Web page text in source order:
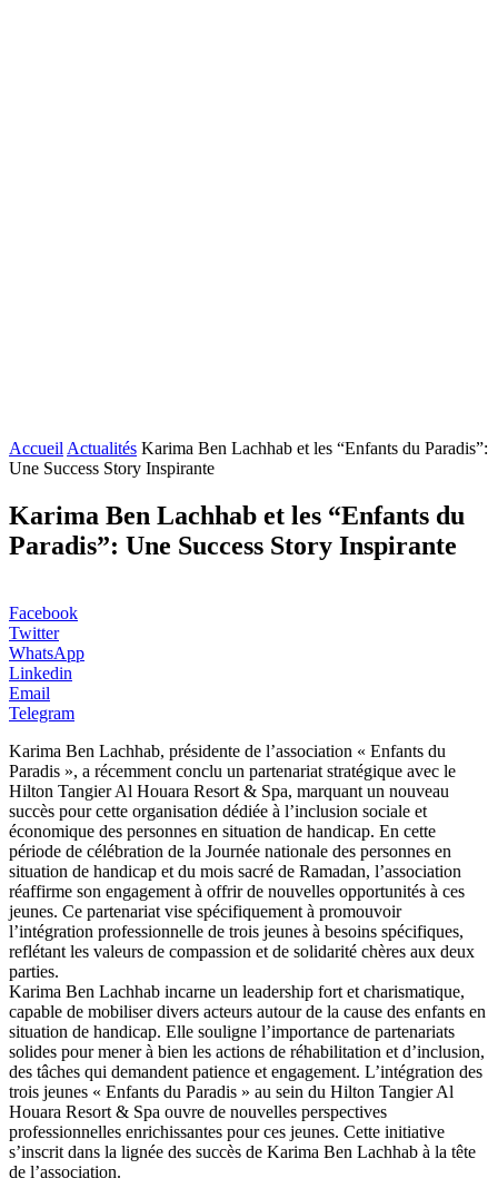
Accueil Actualités Karima Ben Lachhab et les “Enfants du Paradis”:
Une Success Story Inspirante
Karima Ben Lachhab et les “Enfants du
Paradis”: Une Success Story Inspirante
Facebook
Twitter
WhatsApp
Linkedin
Email
Telegram
Karima Ben Lachhab, présidente de l’association « Enfants du
Paradis », a récemment conclu un partenariat stratégique avec le
Hilton Tangier Al Houara Resort & Spa, marquant un nouveau
succès pour cette organisation dédiée à l’inclusion sociale et
économique des personnes en situation de handicap. En cette
période de célébration de la Journée nationale des personnes en
situation de handicap et du mois sacré de Ramadan, l’association
réaffirme son engagement à offrir de nouvelles opportunités à ces
jeunes. Ce partenariat vise spécifiquement à promouvoir
l’intégration professionnelle de trois jeunes à besoins spécifiques,
reflétant les valeurs de compassion et de solidarité chères aux deux
parties.
Karima Ben Lachhab incarne un leadership fort et charismatique,
capable de mobiliser divers acteurs autour de la cause des enfants en
situation de handicap. Elle souligne l’importance de partenariats
solides pour mener à bien les actions de réhabilitation et d’inclusion,
des tâches qui demandent patience et engagement. L’intégration des
trois jeunes « Enfants du Paradis » au sein du Hilton Tangier Al
Houara Resort & Spa ouvre de nouvelles perspectives
professionnelles enrichissantes pour ces jeunes. Cette initiative
s’inscrit dans la lignée des succès de Karima Ben Lachhab à la tête
de l’association.